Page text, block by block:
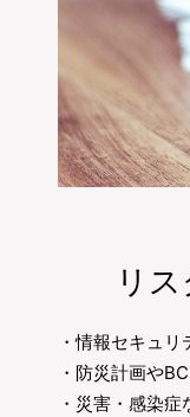
リ
・情報セキュ
・防災計画や
・災害・感染